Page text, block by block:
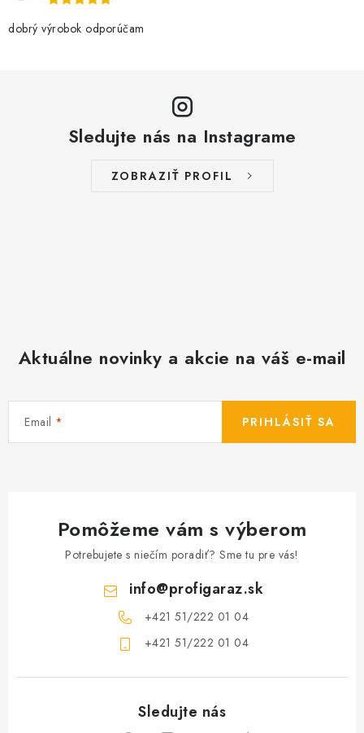
dobrý výrobok odporúčam
Sledujte nás na Instagrame
ZOBRAZIŤ PROFIL
Aktuálne novinky a akcie na váš e-mail
Email PRIHLÁSIŤ SA
Pomôžeme vám s výberom
Potrebujete s niečím poradiť? Sme tu pre vás!
info@profigaraz.sk
+421 51/222 01 04
+421 51/222 01 04